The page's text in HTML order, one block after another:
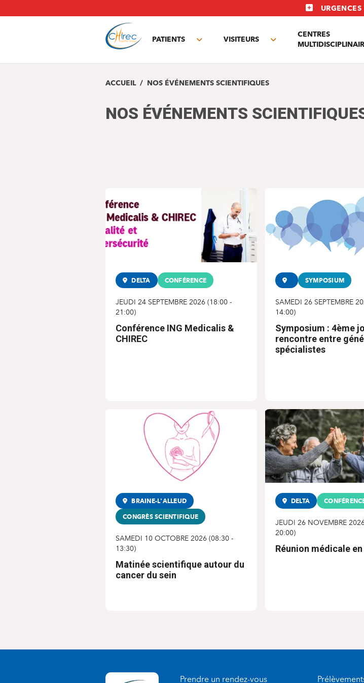
au
URGENCES
PATIENTS
Toggle
VISITEURS
Toggle
CENTRES
ACCUEIL NOS ÉVÉNEMENTS SCIENTIFIQUES
NOS ÉVÉNEMENTS
DELTA CONFÉRENCE
JEUDI 24 SEPTEMBRE 2026 (18:00 -
21:00)
Conférence ING Medicalis &
CHIREC
SYMPOSIUM
SAMEDI 26 SEPTEMBRE
14:00)
Symposium : 4ème
rencontre entre
spécialistes
BRAINE-L'ALLEUD
CONGRÈS SCIENTIFIQUE
SAMEDI 10 OCTOBRE 2026 (08:30 -
13:30)
Matinée scientifique autour du
cancer du sein
DELTA
JEUDI 26 NOVEMBRE
20:00)
Réunion médicale
Prendre un rendez-vous